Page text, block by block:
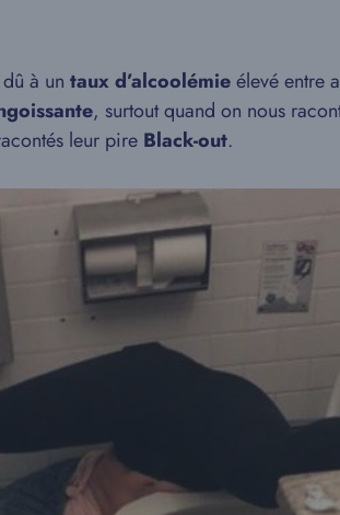
à un taux d’alcoolémieélevé entre
, surtout quand on nous
leur pire Black-out.